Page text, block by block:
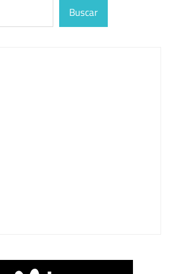
Buscar